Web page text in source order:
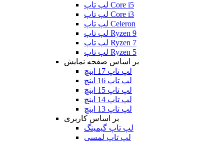
لپ تاپ Core i5
لپ تاپ Core i3
لپ تاپ Celeron
لپ تاپ Ryzen 9
لپ تاپ Ryzen 7
لپ تاپ Ryzen 5
بر اساس صفحه نمایش
لپ تاپ 17 اینچ
لپ تاپ 16 اینچ
لپ تاپ 15 اینچ
لپ تاپ 14 اینچ
لپ تاپ 13 اینچ
بر اساس کاربری
لپ تاپ گیمینگ
لپ تاپ لمسی